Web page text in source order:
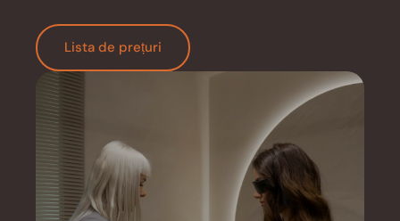
Lista de prețuri